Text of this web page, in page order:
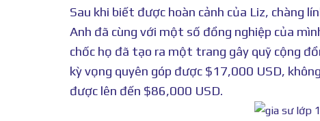
Sau khi biết được hoàn cảnh của Liz, chàng
Anh đã cùng với một số đồng nghiệp của
chốc họ đã tạo ra một trang gây quỹ cộng
kỳ vọng quyên góp được $17,000 USD,
được lên đến $86,000 USD.